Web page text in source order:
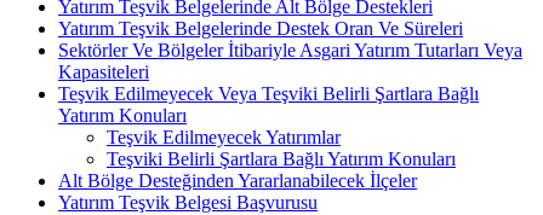
Yatırım Teşvik Belgelerinde Alt Bölge Destekleri
Yatırım Teşvik Belgelerinde Destek Oran Ve Süreleri
Sektörler Ve Bölgeler İtibariyle Asgari Yatırım Tutarları Veya
Kapasiteleri
Teşvik Edilmeyecek Veya Teşviki Belirli Şartlara Bağlı
Yatırım Konuları
Teşvik Edilmeyecek Yatırımlar
Teşviki Belirli Şartlara Bağlı Yatırım Konuları
Alt Bölge Desteğinden Yararlanabilecek İlçeler
Yatırım Teşvik Belgesi Başvurusu